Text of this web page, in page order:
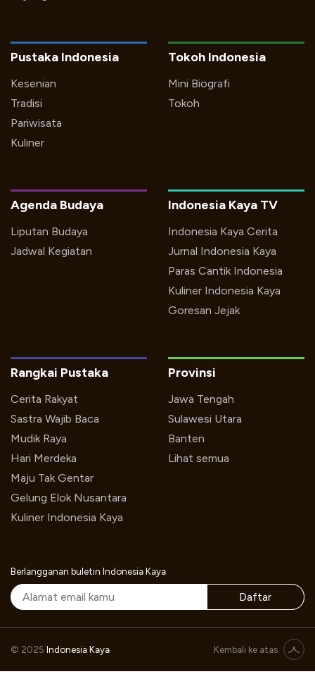
Pustaka Indonesia
Kesenian
Tradisi
Pariwisata
Kuliner
Tokoh Indonesia
Mini Biografi
Tokoh
Indonesia Kaya TV
Indonesia Kaya Cerita
Jurnal Indonesia Kaya
Paras Cantik Indonesia
Kuliner Indonesia Kaya
Goresan Jejak
Agenda Budaya
Liputan Budaya
Jadwal Kegiatan
Rangkai Pustaka
Cerita Rakyat
Sastra Wajib Baca
Mudik Raya
Hari Merdeka
Maju Tak Gentar
Gelung Elok Nusantara
Kuliner Indonesia Kaya
Provinsi
Jawa Tengah
Sulawesi Utara
Banten
Lihat semua
Berlangganan buletin Indonesia Kaya
Daftar
© 2025 Indonesia Kaya Kembali ke atas